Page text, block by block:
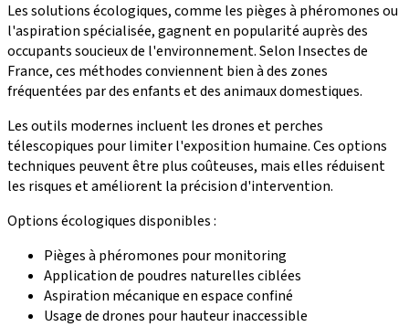
Les solutions écologiques, comme les pièges à phéromones ou
l'aspiration spécialisée, gagnent en popularité auprès des
occupants soucieux de l'environnement. Selon Insectes de
France, ces méthodes conviennent bien à des zones
fréquentées par des enfants et des animaux domestiques.
Les outils modernes incluent les drones et perches
télescopiques pour limiter l'exposition humaine. Ces options
techniques peuvent être plus coûteuses, mais elles réduisent
les risques et améliorent la précision d'intervention.
Options écologiques disponibles :
Pièges à phéromones pour monitoring
Application de poudres naturelles ciblées
Aspiration mécanique en espace confiné
Usage de drones pour hauteur inaccessible